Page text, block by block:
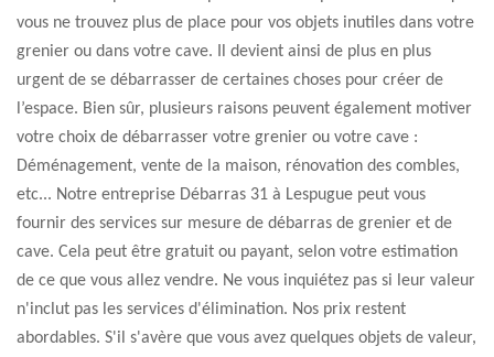
vous ne trouvez plus de place pour vos objets inutiles dans votre
grenier ou dans votre cave. Il devient ainsi de plus en plus
urgent de se débarrasser de certaines choses pour créer de
l’espace. Bien sûr, plusieurs raisons peuvent également motiver
votre choix de débarrasser votre grenier ou votre cave :
Déménagement, vente de la maison, rénovation des combles,
etc... Notre entreprise Débarras 31 à Lespugue peut vous
fournir des services sur mesure de débarras de grenier et de
cave. Cela peut être gratuit ou payant, selon votre estimation
de ce que vous allez vendre. Ne vous inquiétez pas si leur valeur
n'inclut pas les services d'élimination. Nos prix restent
abordables. S'il s'avère que vous avez quelques objets de valeur,